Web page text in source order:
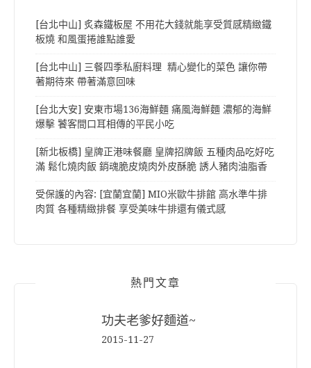
[台北中山] 炙森鐵板屋 不用花大錢就能享受質感精緻鐵
板燒 和風蛋捲誰點誰愛
[台北中山] 三餐四季私廚料理 精心變化的菜色 讓你帶
著期待來 帶著滿意回味
[台北大安] 安東市場136海鮮麵 痛風海鮮麵 濃郁的海鮮
爆擊 饕客間口耳相傳的平民小吃
[新北板橋] 皇牌正港味餐廳 皇牌招牌飯 五種肉品吃好吃
滿 鬆化燒肉飯 銷魂脆皮燒肉外皮酥脆 誘人豬肉油脂香
受保護的內容: [宜蘭宜蘭] MIO米歐牛排館 高水準牛排
肉質 各種精緻排餐 享受美味牛排還有儀式感
熱門文章
功夫老爹好麵道~
2015-11-27